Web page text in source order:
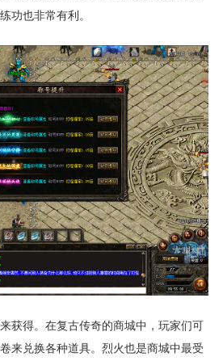
功也非常有利。
获得。在复古传奇的商城中，玩家们可
来兑换各种道具。烈火也是商城中最受